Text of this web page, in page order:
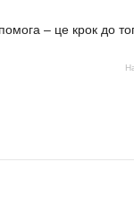
– це крок до